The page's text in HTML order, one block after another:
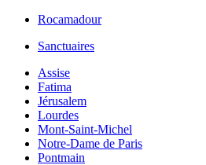
Rocamadour
Sanctuaires
Assise
Fatima
Jérusalem
Lourdes
Mont-Saint-Michel
Notre-Dame de Paris
Pontmain